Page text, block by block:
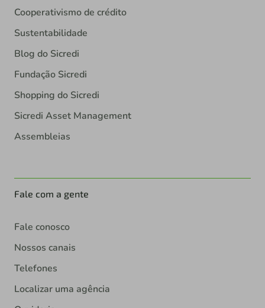
Cooperativismo de crédito
Sustentabilidade
Blog do Sicredi
Fundação Sicredi
Shopping do Sicredi
Sicredi Asset Management
Assembleias
Fale com a gente
Fale conosco
Nossos canais
Telefones
Localizar uma agência